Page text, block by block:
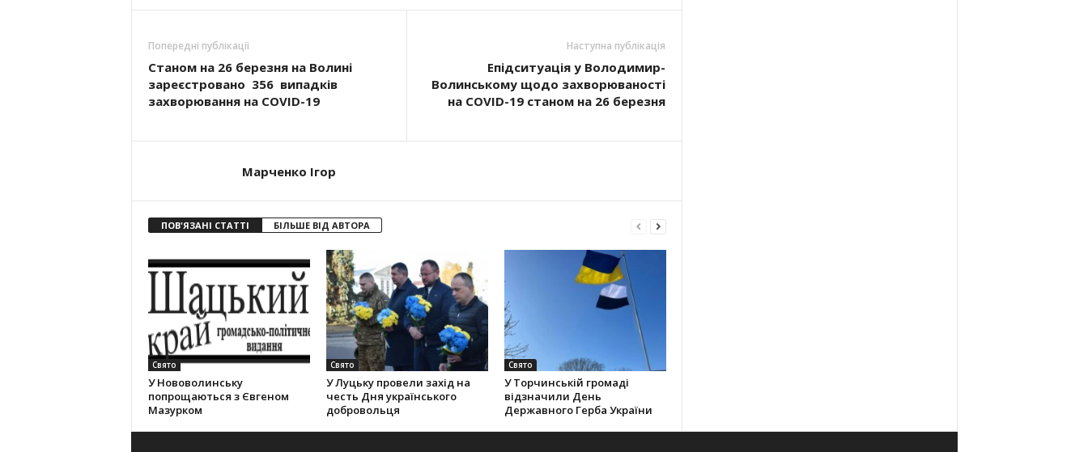
Попередні публікації
Станом на 26 березня на Волині
зареєстровано 356 випадків
захворювання на COVID-19
Наступна публікація
Епідситуація у Володимир-
Волинському щодо захворюваності
на COVID-19 станом на 26 березня
Марченко Ігор
ПОВ'ЯЗАНІ СТАТТІ БІЛЬШЕ ВІД АВТОРА
Свято
У Нововолинську
попрощаються з Євгеном
Мазурком
Свято
У Луцьку провели захід на
честь Дня українського
добровольця
Свято
У Торчинській громаді
відзначили День
Державного Герба України